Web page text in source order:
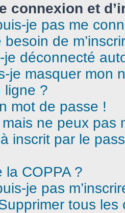
connexion et
je pas me
de
je déconnecté
je masquer mon
ligne ?
mot de passe !
ne peux pas
inscrit par le
la COPPA ?
je pas
tous les